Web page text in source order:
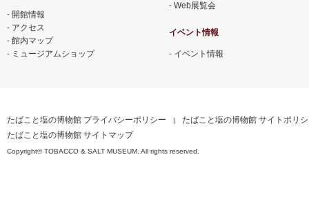
開館情報
アクセス
館内マップ
ミュージアムショップ
Web展覧会
イベント情報
イベント情報
たばこと塩の博物館 プライバシーポリシー
たばこと塩の博物館 サイトポリ
たばこと塩の博物館 サイトマップ
Copyright© TOBACCO & SALT MUSEUM. All rights reserved.